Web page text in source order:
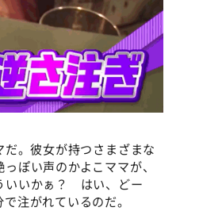
。彼女が持つさまざまな
ぽい声のかよこママが、
いいかぁ？ はい、どー
注がれているのだ。